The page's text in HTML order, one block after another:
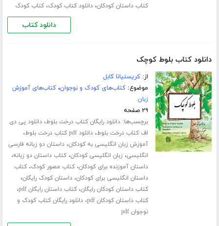
کتاب داستان کودکان،دانلود کتاب کودک،کتاب کودک
دانلود کتاب
دانلود کتاب بلوط کوچک
از:کریستیانا کابل
موضوع:کتاب‌های کودک و نوجوان،کتاب‌های آموزش
زبان
۲۹ صفحه
برچسب‌ها:دانلود رایگان کتاب درخت بلوط،دانلود پی دی
اف کتاب درخت بلوط،دانلود pdf کتاب درخت بلوط ،
آموزش زبان انگلیسی به کودکان،داستان دو زبانه فارسی
انگلیسی، زبان انگلیسی کودکان،کتاب داستان دو زبانه،
داستان آموزنده برای کودکان،کتاب مصور کودک،کتاب
داستان انگلیسی برای کودکان،داستان کودک رایگان،
کتاب داستان کودکان رایگان،کتاب داستان رایگان pdf ،
کتاب داستان کودکان pdf ،دانلود رایگان کتاب کودک و
نوجوان pdf